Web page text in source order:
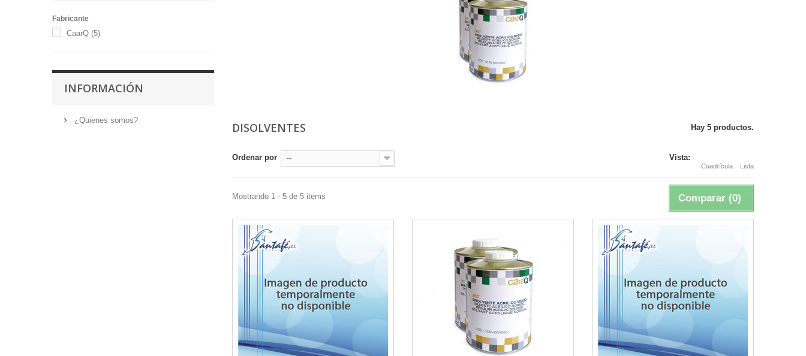
Fabricante
CaarQ (5)
INFORMACIÓN
¿Quienes somos?
DISOLVENTES Hay 5 productos.
Vista:
Cuadrícula Lista
Ordenar por --
Comparar (0)
Mostrando 1 - 5 de 5 items